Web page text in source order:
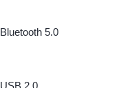
Bluetooth 5.0
USB 2.0